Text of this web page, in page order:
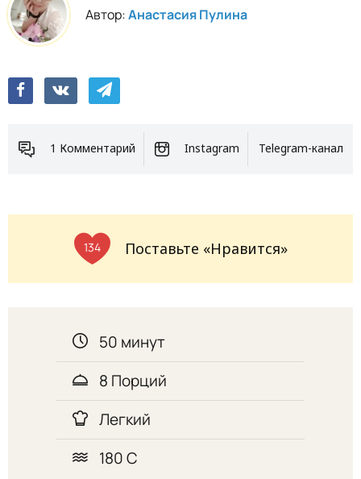
Автор:Анастасия Пулина
1 Комментарий Instagram Telegram-канал
134 Поставьте «Нравится»
50 минут
8 Порций
Легкий
180 С